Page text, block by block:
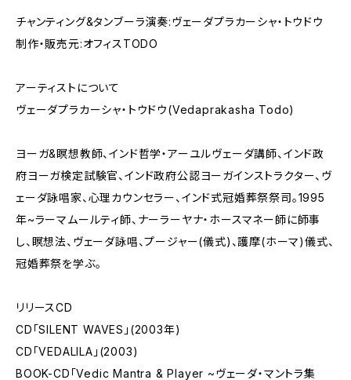
チャンティング&タンブーラ演奏:ヴェーダプラカーシャ・トウドウ
制作・販売元:オフィスTODO
アーティストについて
ヴェーダプラカーシャ・トウドウ(Vedaprakasha Todo)
ヨーガ&瞑想教師、インド哲学・アーユルヴェーダ講師、インド政
府ヨーガ検定試験官、インド政府公認ヨーガインストラクター、ヴ
ェーダ詠唱家、心理カウンセラー、インド式冠婚葬祭祭司。1995
年~ラーマムールティ師、ナーラーヤナ・ホースマネー師に師事
し、瞑想法、ヴェーダ詠唱、プージャー(儀式)、護摩(ホーマ)儀式、
冠婚葬祭を学ぶ。
リリースCD
CD「SILENT WAVES」(2003年)
CD「VEDALILA」(2003)
BOOK-CD「Vedic Mantra & Player ~ヴェーダ・マントラ集